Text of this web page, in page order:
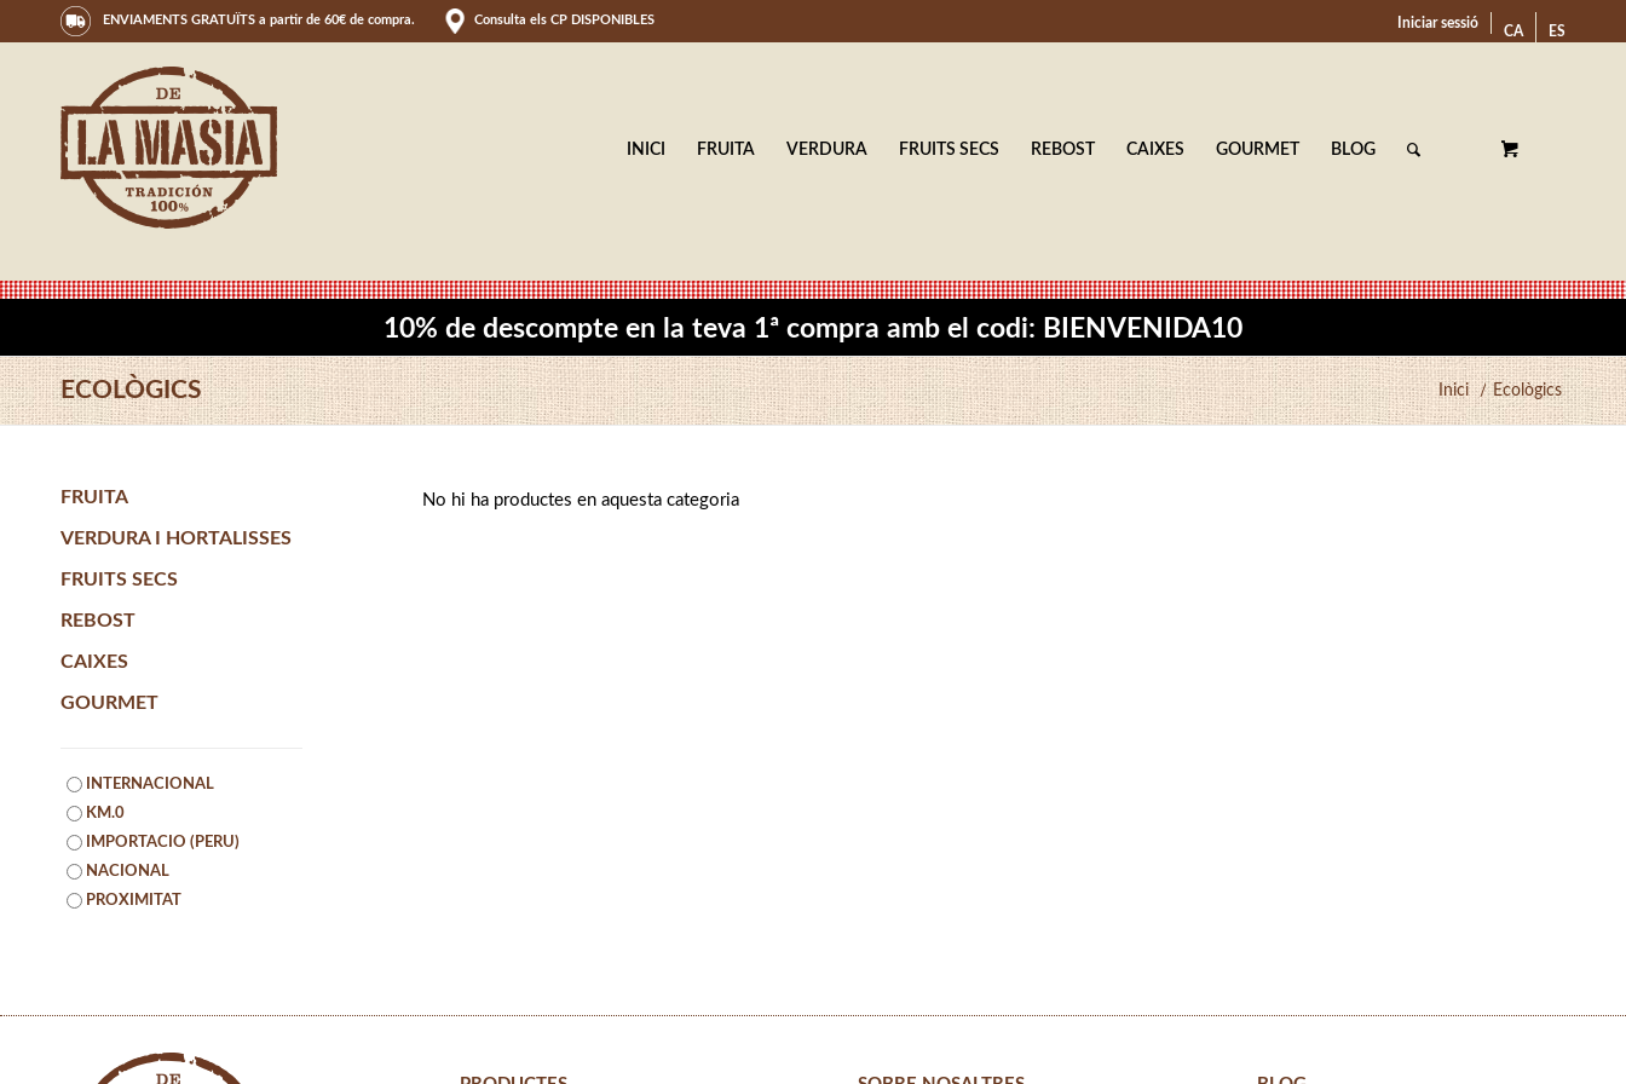
Iniciar sessió
CA ES
ENVIAMENTS GRATUÏTS a partir de 60€ de compra. Consulta els CP DISPONIBLES
INICI FRUITA VERDURA FRUITS SECS REBOST CAIXES GOURMET BLOG
10% de descompte en la teva 1ª compra amb el codi: BIENVENIDA10
ECOLÒGICS Inici / Ecològics
No hi ha productes en aquesta categoria
FRUITA
VERDURA I HORTALISSES
FRUITS SECS
REBOST
CAIXES
GOURMET
INTERNACIONAL
KM.0
IMPORTACIO (PERU)
NACIONAL
PROXIMITAT